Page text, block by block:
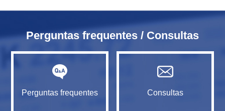
Perguntas frequentes / Consultas
Perguntas frequentes Consultas